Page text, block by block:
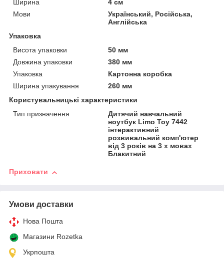
Ширина
4 см
Мови
Український, Російська,
Англійська
Упаковка
Висота упаковки
50 мм
Довжина упаковки
380 мм
Упаковка
Картонна коробка
Ширина упакування
260 мм
Користувальницькі характеристики
Тип призначення
Дитячий навчальний
ноутбук Limo Toy 7442
інтерактивний
розвивальний комп'ютер
від 3 років на 3 х мовах
Блакитний
Приховати
Умови доставки
Нова Пошта
Магазини Rozetka
Укрпошта